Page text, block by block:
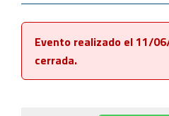
Evento realizado el 11/
cerrada.